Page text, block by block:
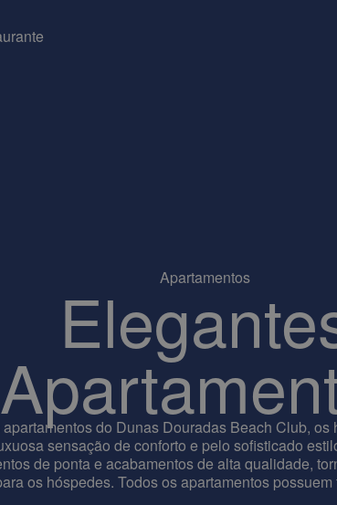
Apartamentos
do Dunas Douradas Beach Club,
sensação de conforto e pelo sofisticado
de ponta e acabamentos de alta qualidade,
os hóspedes. Todos os apartamentos